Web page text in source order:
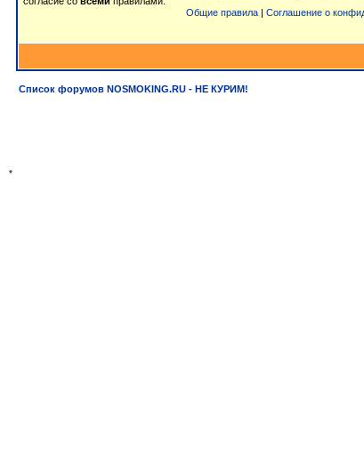
Общие правила | Соглашение о
Список форумов NOSMOKING.RU - НЕ КУРИМ!
*